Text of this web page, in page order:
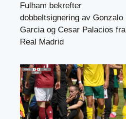
Fulham bekrefter
dobbeltsignering av Gonzalo
Garcia og Cesar Palacios fra
Real Madrid